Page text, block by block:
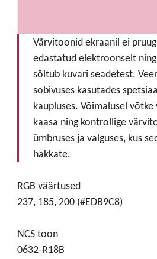
Värvitoonid ekraanil ei
edastatud elektroonselt
sõltub kuvari seadetest.
sobivuses kasutades
kaupluses. Võimalusel
kaasa ning kontrollige
ümbruses ja valguses, kus
hakkate.
RGB väärtused
237, 185, 200 (#EDB9C8)
NCS toon
0632-R18B